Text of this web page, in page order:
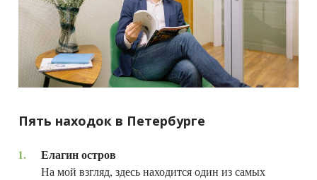
Пять находок в Петербурге
Елагин остров
На мой взгляд, здесь находится один из самых